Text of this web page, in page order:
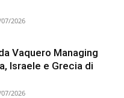
2026
Vaquero Managing
Israele e Grecia di
2026